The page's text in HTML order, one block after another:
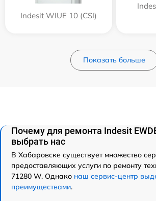
Indesit WIUE 10 (CSI)
Показать больше
Почему для ремонта Indesit
выбрать нас
В Хабаровске существует множество
предоставляющих услуги по ремонту
71280 W. Однако наш сервис-центр
преимуществами.